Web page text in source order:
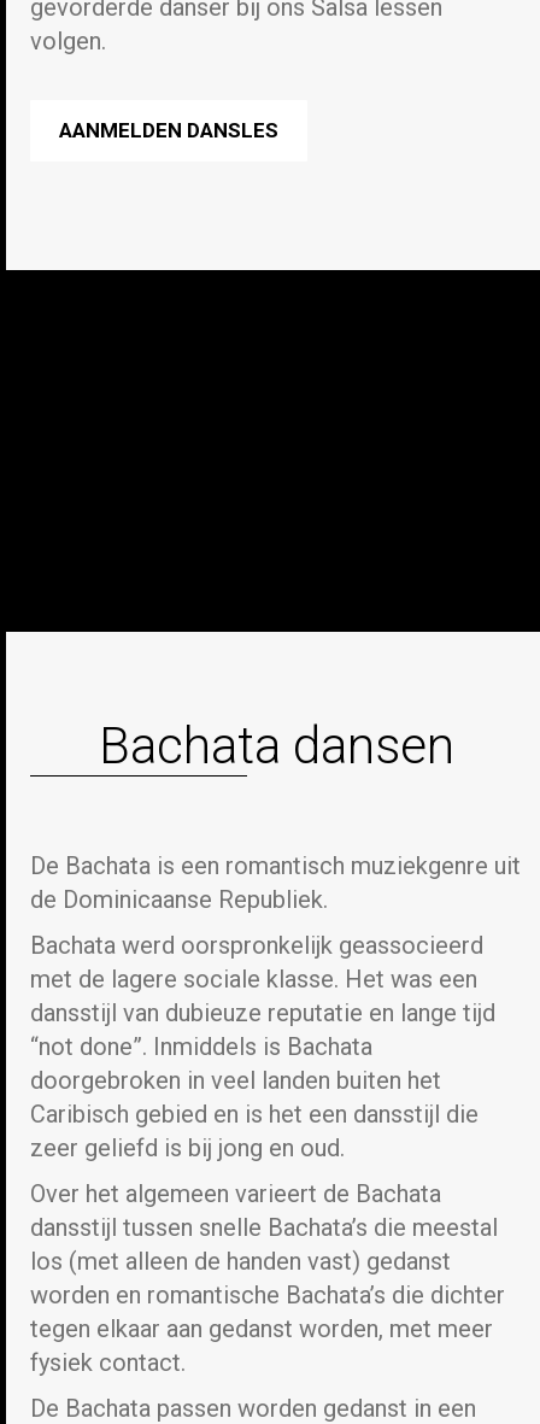
gevorderde danser bij ons Salsa lessen
volgen.
AANMELDEN DANSLES
Bachata dansen
De Bachata is een romantisch muziekgenre uit
de Dominicaanse Republiek.
Bachata werd oorspronkelijk geassocieerd
met de lagere sociale klasse. Het was een
dansstijl van dubieuze reputatie en lange tijd
“not done”. Inmiddels is Bachata
doorgebroken in veel landen buiten het
Caribisch gebied en is het een dansstijl die
zeer geliefd is bij jong en oud.
Over het algemeen varieert de Bachata
dansstijl tussen snelle Bachata’s die meestal
los (met alleen de handen vast) gedanst
worden en romantische Bachata’s die dichter
tegen elkaar aan gedanst worden, met meer
fysiek contact.
De Bachata passen worden gedanst in een